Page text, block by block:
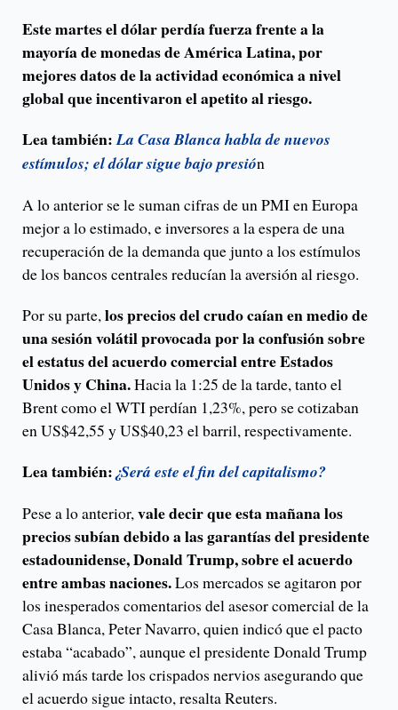
Este martes el dólar perdía fuerza frente a la
mayoría de monedas de América Latina, por
mejores datos de la actividad económica a nivel
global que incentivaron el apetito al riesgo.
Lea también: La Casa Blanca habla de nuevos
estímulos; el dólar sigue bajo presión
A lo anterior se le suman cifras de un PMI en Europa
mejor a lo estimado, e inversores a la espera de una
recuperación de la demanda que junto a los estímulos
de los bancos centrales reducían la aversión al riesgo.
Por su parte,los precios del crudo caían en medio de
una sesión volátil provocada por la confusión sobre
el estatus del acuerdo comercial entre Estados
Unidos y China.Hacia la 1:25 de la tarde, tanto el
Brent como el WTI perdían 1,23%, pero se cotizaban
en US$42,55 y US$40,23 el barril, respectivamente.
Lea también:¿Será este el fin del capitalismo?
Pese a lo anterior,vale decir que esta mañana los
precios subían debido a las garantías del presidente
estadounidense, Donald Trump, sobre el acuerdo
entre ambas naciones.Los mercados se agitaron por
los inesperados comentarios del asesor comercial de la
Casa Blanca, Peter Navarro, quien indicó que el pacto
estaba “acabado”, aunque el presidente Donald Trump
alivió más tarde los crispados nervios asegurando que
el acuerdo sigue intacto, resalta Reuters.